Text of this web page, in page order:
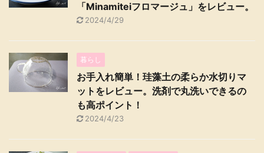
「Minamiteiフロマージュ」をレビュー。
2024/4/29
暮らし
お手入れ簡単！珪藻土の柔らか水切りマ
ットをレビュー。洗剤で丸洗いできるの
も高ポイント！
2024/4/23